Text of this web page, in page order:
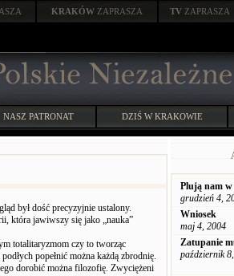
KRAKÓW ZAPRASZA TV ZAPRASZA
NASZ PATRONAT DZIŚ W KRAKOWIE
był dość precyzyjnie ustalony.
która jawiwszy się jako „nauka”
totalitaryzmom czy to tworząc
popełnić można każdą zbrodnię.
dorobić można filozofię. Zwyciężeni
Plują nam
grudzień 4,
Wniosek
maj 4, 2004
Zatupanie
październik